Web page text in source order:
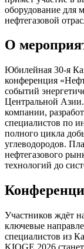
оборудование для
нефтегазовой
О
Юбилейная 30-я
конференция
событий
Центральной
компании,
специалистов по
полного цикла
углеводородов.
нефтегазового
технологий до
Участников ждёт
ключевые
специалистов из